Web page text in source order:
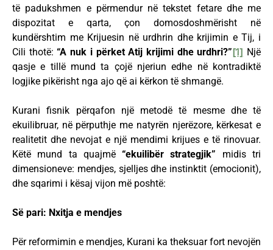
të padukshmen e përmendur në tekstet fetare dhe me
dispozitat e qarta, çon domosdoshmërisht në
kundërshtim me Krijuesin në urdhrin dhe krijimin e Tij, i
Cili thotë:“A nuk i përket Atij krijimi dhe urdhri?”[1] Një
qasje e tillë mund ta çojë njeriun edhe në kontradiktë
logjike pikërisht nga ajo që ai kërkon të shmangë.
Kurani fisnik përqafon një metodë të mesme dhe të
ekuilibruar, në përputhje me natyrën njerëzore, kërkesat e
realitetit dhe nevojat e një mendimi krijues e të rinovuar.
Këtë mund ta quajmë“ekuilibër strategjik” midis tri
dimensioneve: mendjes, sjelljes dhe instinktit (emocionit),
dhe sqarimi i kësaj vijon më poshtë:
Së pari: Nxitja e mendjes
Për reformimin e mendjes, Kurani ka theksuar fort nevojën